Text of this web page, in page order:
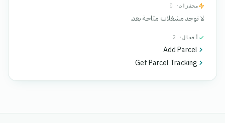
محفزات· 0
لا توجد مشغلات متاحة بعد.
أفعال · 2
Add Parcel
Get Parcel Tracking